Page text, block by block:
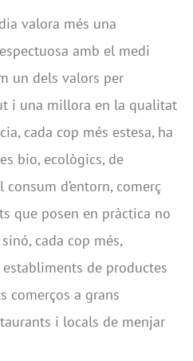
valora més una
amb el medi
un dels valors per
i una millora en la qualitat
cada cop més estesa, ha
bio, ecològics, de
d’entorn, comerç
que posen en pràctica no
cada cop més,
de productes
comerços a grans
i locals de menjar